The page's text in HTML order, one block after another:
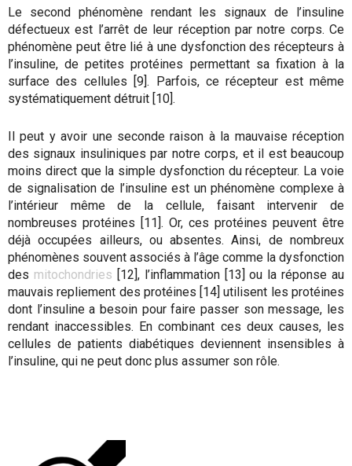
Le second phénomène rendant les signaux de l’insuline
défectueux est l’arrêt de leur réception par notre corps. Ce
phénomène peut être lié à une dysfonction des récepteurs à
l’insuline, de petites protéines permettant sa fixation à la
surface des cellules [9]. Parfois, ce récepteur est même
systématiquement détruit [10].
Il peut y avoir une seconde raison à la mauvaise réception
des signaux insuliniques par notre corps, et il est beaucoup
moins direct que la simple dysfonction du récepteur. La voie
de signalisation de l’insuline est un phénomène complexe à
l’intérieur même de la cellule, faisant intervenir de
nombreuses protéines [11]. Or, ces protéines peuvent être
déjà occupées ailleurs, ou absentes. Ainsi, de nombreux
phénomènes souvent associés à l’âge comme la dysfonction
des mitochondries [12], l’inflammation [13] ou la réponse au
mauvais repliement des protéines [14] utilisent les protéines
dont l’insuline a besoin pour faire passer son message, les
rendant inaccessibles. En combinant ces deux causes, les
cellules de patients diabétiques deviennent insensibles à
l’insuline, qui ne peut donc plus assumer son rôle.